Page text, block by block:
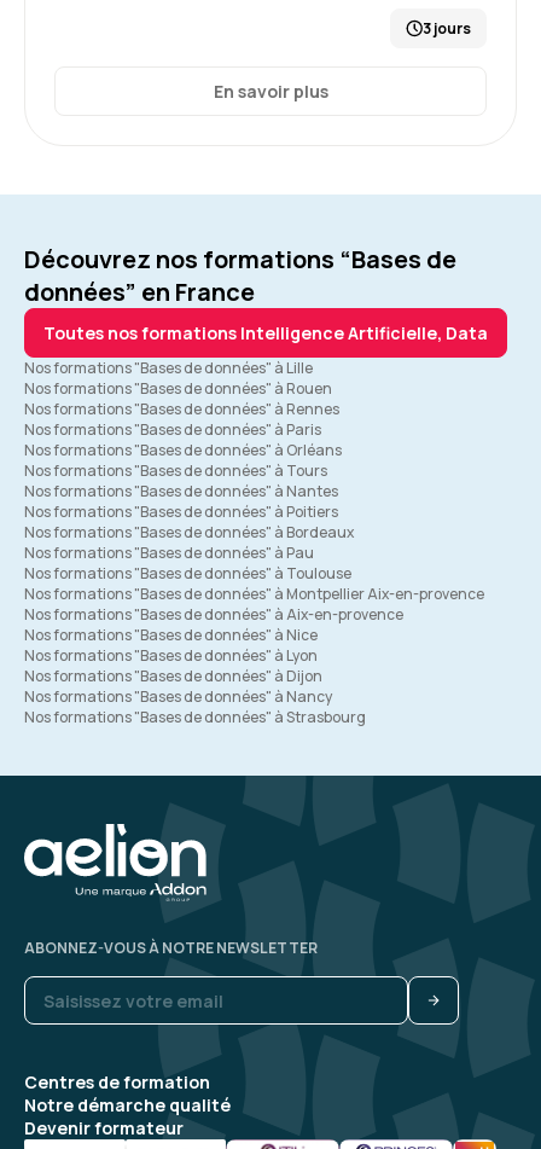
3 jours
En savoir plus
Découvrez nos formations “Bases de
données” en France
Toutes nos formations Intelligence Artificielle, Data
Nos formations "Bases de données" à Lille
Nos formations "Bases de données" à Rouen
Nos formations "Bases de données" à Rennes
Nos formations "Bases de données" à Paris
Nos formations "Bases de données" à Orléans
Nos formations "Bases de données" à Tours
Nos formations "Bases de données" à Nantes
Nos formations "Bases de données" à Poitiers
Nos formations "Bases de données" à Bordeaux
Nos formations "Bases de données" à Pau
Nos formations "Bases de données" à Toulouse
Nos formations "Bases de données" à Montpellier Aix-en-provence
Nos formations "Bases de données" à Aix-en-provence
Nos formations "Bases de données" à Nice
Nos formations "Bases de données" à Lyon
Nos formations "Bases de données" à Dijon
Nos formations "Bases de données" à Nancy
Nos formations "Bases de données" à Strasbourg
Centres de formation
Notre démarche qualité
Devenir formateur
ABONNEZ-VOUS À NOTRE NEWSLETTER